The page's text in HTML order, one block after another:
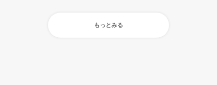
もっとみる